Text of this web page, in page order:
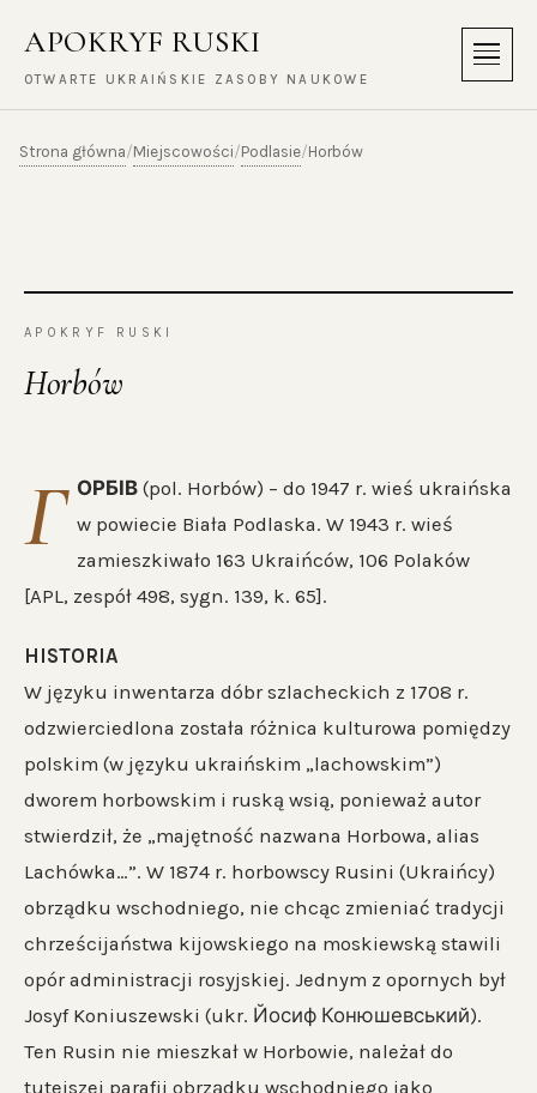
APOKRYF RUSKI
OTWARTE UKRAIŃSKIE ZASOBY NAUKOWE
Menu
Strona główna/Miejscowości/Podlasie/Horbów
APOKRYF RUSKI
Horbów
Г ОРБІВ(pol. Horbów) – do 1947 r. wieś ukraińska
w powiecie Biała Podlaska. W 1943 r. wieś
zamieszkiwało 163 Ukraińców, 106 Polaków
[APL, zespół 498, sygn. 139, k. 65].
HISTORIA
W języku inwentarza dóbr szlacheckich z 1708 r.
odzwierciedlona została różnica kulturowa pomiędzy
polskim (w języku ukraińskim „lachowskim”)
dworem horbowskim i ruską wsią, ponieważ autor
stwierdził, że „majętność nazwana Horbowa, alias
Lachówka…”. W 1874 r. horbowscy Rusini (Ukraińcy)
obrządku wschodniego, nie chcąc zmieniać tradycji
chrześcijaństwa kijowskiego na moskiewską stawili
opór administracji rosyjskiej. Jednym z opornych był
Josyf Koniuszewski (ukr. Йосиф Конюшевський).
Ten Rusin nie mieszkał w Horbowie, należał do
tutejszej parafii obrządku wschodniego jako